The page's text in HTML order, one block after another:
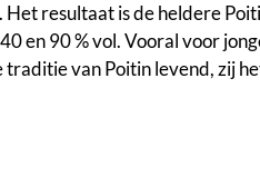
resultaat is de heldere
en 90 % vol. Vooral voor
traditie van Poitin levend, zij